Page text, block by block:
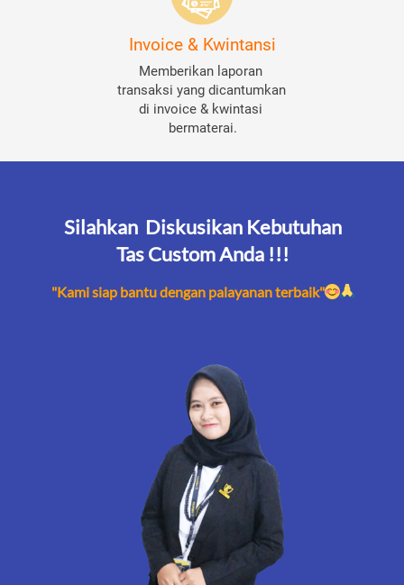
Invoice & Kwintansi
Memberikan laporan
transaksi yang dicantumkan
di invoice & kwintasi
bermaterai.
Silahkan  Diskusikan Kebutuhan
Tas Custom Anda !!!
"Kami siap bantu dengan palayanan terbaik"